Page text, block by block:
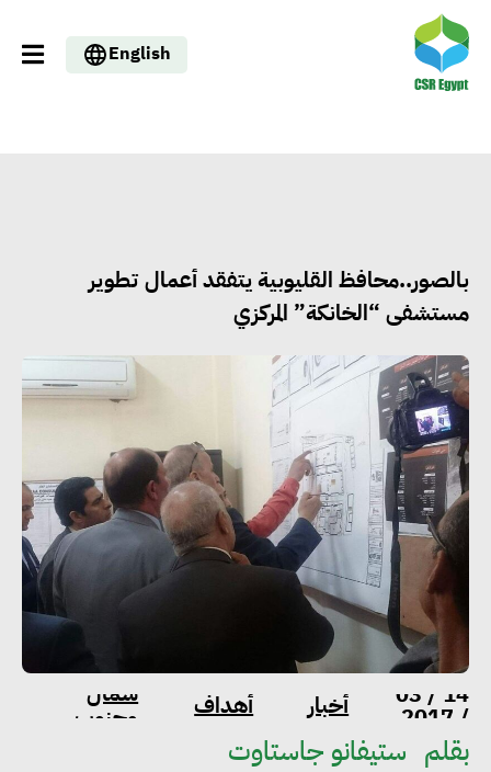
English
بالصور..محافظ القليوبية يتفقد أعمال تطوير
مستشفى “الخانكة” المركزي
14 / 03
/ 2017 أخبار
توطين
أهداف شمال
وجنوب
بقلم ستيفانو جاستاوت